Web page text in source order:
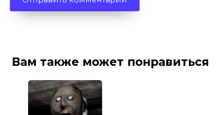
Вам также может понравиться